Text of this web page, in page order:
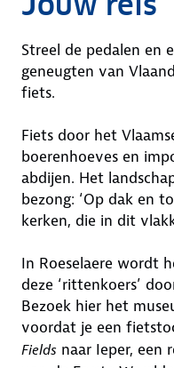
Streel de pedalen en
geneugten van
fiets.
Fiets door het
boerenhoeves en
abdijen. Het
bezong: ‘Op dak en
kerken, die in dit
In Roeselaere wordt
deze ‘rittenkoers’
Bezoek hier het
voordat je een
Fields naar Ieper, een